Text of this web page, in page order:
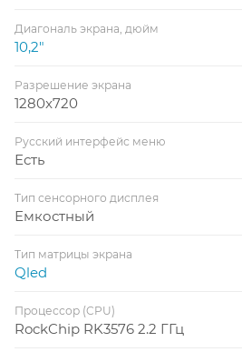
Диагональ экрана, дюйм
10,2"
Разрешение экрана
1280x720
Русский интерфейс меню
Есть
Тип сенсорного дисплея
Емкостный
Тип матрицы экрана
Qled
Процессор (CPU)
RockChip RK3576 2.2 ГГц